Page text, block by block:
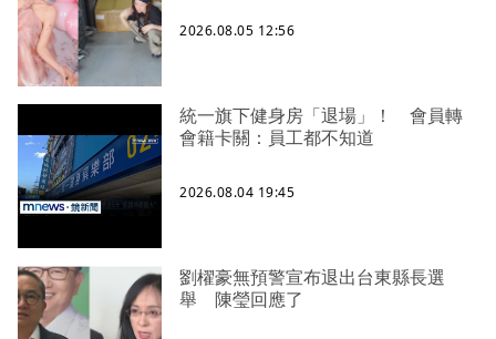
2026.08.05 12:56
統一旗下健身房「退場」！ 會員轉
會籍卡關：員工都不知道
2026.08.04 19:45
劉櫂豪無預警宣布退出台東縣長選
舉 陳瑩回應了